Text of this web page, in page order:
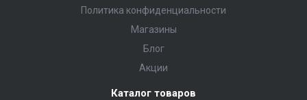
Политика конфиденциальности
Магазины
Блог
Акции
Каталог товаров